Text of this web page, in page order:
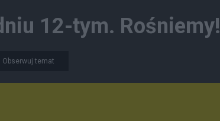
12-tym. Rośniemy!
Obserwuj temat